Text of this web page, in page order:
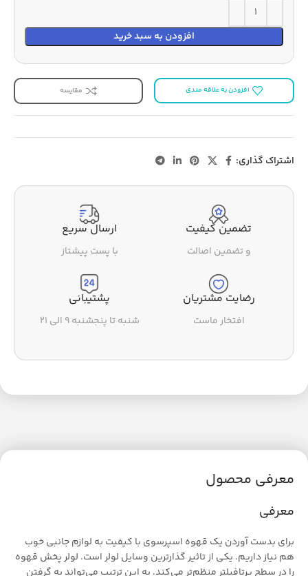
افزودن به سبد خرید
افزودن به علاقه مندی مقایسه
اشتراک گذاری:
تضمین کیفیت
و تضمین اصالت
ارسال سریع
با پست پیشتاز
رضایت مشتریان
افتخار ماست
پشتیبانی
شنبه تا پنجشنبه ۹ الی ۲۱
معرفی محصول
معرفی
برای بدست آوردن یک قهوه اسپرسوی با کیفیت به لوازم جانبی خوب
هم نیاز داریم. یکی از تاثیر گذارترین وسایل لولر است. لولر پخش قهوه
را در سطح پرتافیلتر منظم‌تر می‌کند. به این ترتیب می‌تواند به گرفتن